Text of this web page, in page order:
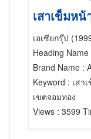
เอเซียกรุ๊ป
Heading Name
Brand Name :
Keyword : เสา
เขตจอมทอง
Views : 3599